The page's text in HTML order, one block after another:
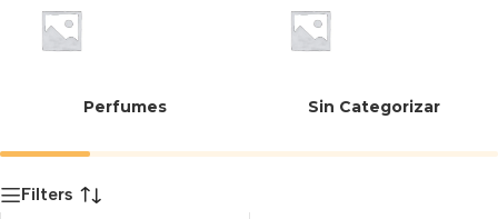
Perfumes Sin Categorizar
Filters